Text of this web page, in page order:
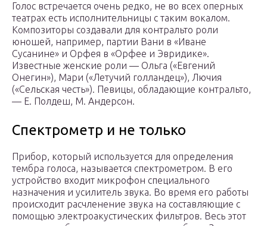
Голос встречается очень редко, не во всех оперных
театрах есть исполнительницы с таким вокалом.
Композиторы создавали для контральто роли
юношей, например, партии Вани в «Иване
Сусанине» и Орфея в «Орфее и Эвридике».
Известные женские роли — Ольга («Евгений
Онегин»), Мари («Летучий голландец»), Лючия
(«Сельская честь»). Певицы, обладающие контральто,
— Е. Полдеш, М. Андерсон.
Спектрометр и не только
Прибор, который используется для определения
тембра голоса, называется спектрометром. В его
устройство входит микрофон специального
назначения и усилитель звука. Во время его работы
происходит расчленение звука на составляющие с
помощью электроакустических фильтров. Весь этот